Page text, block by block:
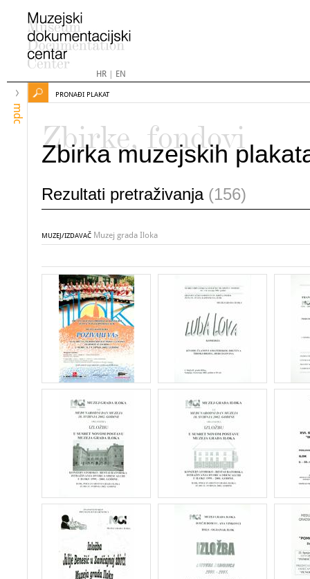
HR| EN
mdc
PRONAĐI PLAKAT
Zbirke, fondovi
Zbirka muzejskih
Rezultati pretraživanja (156)
MUZEJ/IZDAVAČ Muzej grada Iloka